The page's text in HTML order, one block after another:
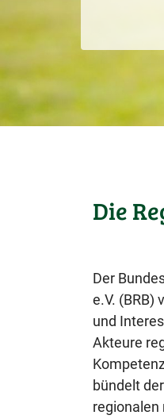
Die
Der
e.V. (BRB)
und
Akteure
bündelt
regionalen